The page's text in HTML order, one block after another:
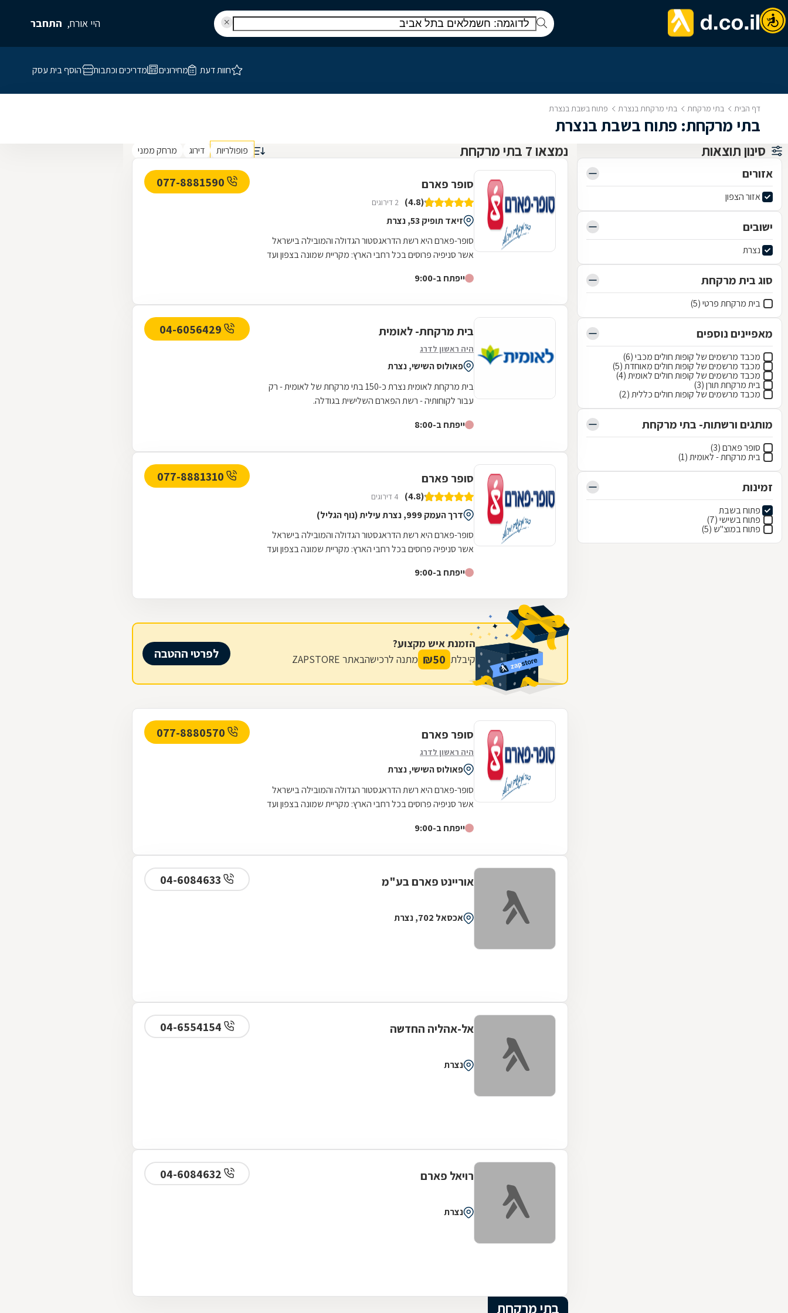
היי אורח, התחבר
חוות דעת מחירונים מדריכים וכתבות הוסף בית עסק
דף הבית בתי מרקחת בתי מרקחת בנצרת פתוח בשבת בנצרת
בתי מרקחת: פתוח בשבת בנצרת
סינון תוצאות
אזורים
אזור הצפון
ישובים
נצרת
סוג בית מרקחת
בית מרקחת פרטי (5)
מאפיינים נוספים
מכבד מרשמים של קופות חולים מכבי (6)
מכבד מרשמים של קופות חולים מאוחדת (5)
מכבד מרשמים של קופות חולים לאומית (4)
בית מרקחת תורן (3)
מכבד מרשמים של קופות חולים כללית (2)
מותגים ורשתות- בתי מרקחת
סופר פארם (3)
בית מרקחת - לאומית (1)
זמינות
פתוח בשבת
פתוח בשישי (7)
פתוח במוצ"ש (5)
נמצאו 7 בתי מרקחת פופולריות דירוג מרחק ממני
סופר פארם
(4.8) 2 דירוגים
זיאד תופיק 53, נצרת
סופר-פארם היא רשת הדראגסטור הגדולה והמובילה בישראל
אשר סניפיה פרוסים בכל רחבי הארץ: מקריית שמונה בצפון ועד
ייפתח ב-9:00
בית מרקחת- לאומית
היה ראשון לדרג
פאולוס השישי, נצרת
בית מרקחת לאומית נצרת כ-150 בתי מרקחת של לאומית - רק
עבור לקוחותיה - רשת הפארם השלישית בגודלה.
ייפתח ב-8:00
סופר פארם
(4.8) 4 דירוגים
דרך העמק 999, נצרת עילית (נוף הגליל)
סופר-פארם היא רשת הדראגסטור הגדולה והמובילה בישראל
אשר סניפיה פרוסים בכל רחבי הארץ: מקריית שמונה בצפון ועד
ייפתח ב-9:00
הזמנת איש מקצוע?
קיבלת 50
₪ מתנה לרכישהבאתר ZAPSTORE לפרטי ההטבה
סופר פארם
היה ראשון לדרג
פאולוס השישי, נצרת
סופר-פארם היא רשת הדראגסטור הגדולה והמובילה בישראל
אשר סניפיה פרוסים בכל רחבי הארץ: מקריית שמונה בצפון ועד
ייפתח ב-9:00
אוריינט פארם בע"מ
אכסאל 702, נצרת
אל-אהליה החדשה
נצרת
רויאל פארם
נצרת
בתי מרקחת